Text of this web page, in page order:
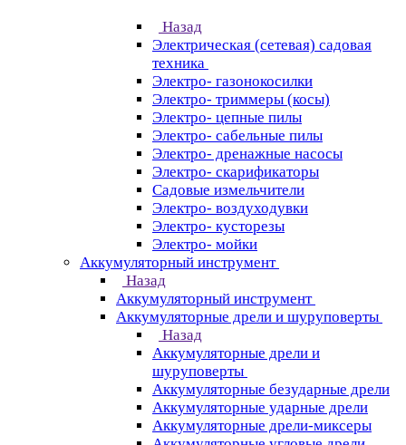
Назад
Электрическая (сетевая) садовая
техника
Электро- газонокосилки
Электро- триммеры (косы)
Электро- цепные пилы
Электро- сабельные пилы
Электро- дренажные насосы
Электро- скарификаторы
Садовые измельчители
Электро- воздуходувки
Электро- кусторезы
Электро- мойки
Аккумуляторный инструмент
Назад
Аккумуляторный инструмент
Аккумуляторные дрели и шуруповерты
Назад
Аккумуляторные дрели и
шуруповерты
Аккумуляторные безударные дрели
Аккумуляторные ударные дрели
Аккумуляторные дрели-миксеры